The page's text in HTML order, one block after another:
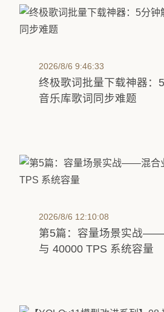
2026/8/6 9:46:33
终极歌词批量下载神器：
音乐库歌词同步难题
2026/8/6 12:10:08
第5篇：容量场景实战
与 40000 TPS 系统容量